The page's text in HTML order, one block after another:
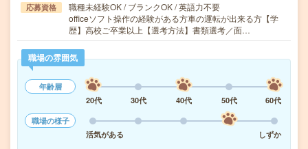
応募資格
職種未経験OK / ブランクOK / 英語力不要
officeソフト操作の経験がある方車の運転が出来る方【学
歴】高校ご卒業以上【選考方法】書類選考／面…
職場の雰囲気
年齢層
20代
30代 40代 50代
60代
職場の様子
活気がある
しずか